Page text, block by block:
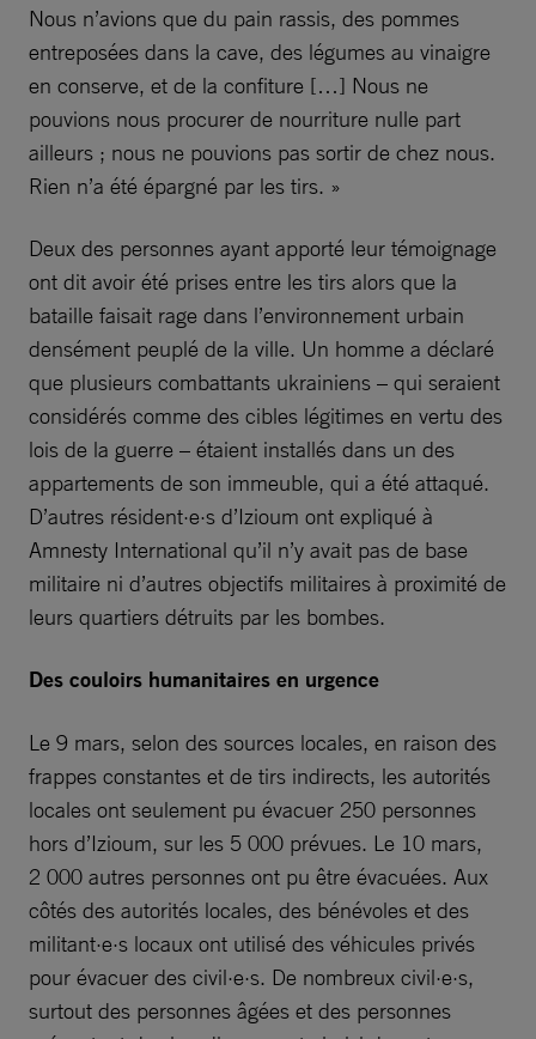
Nous n’avions que du pain rassis, des pommes
entreposées dans la cave, des légumes au vinaigre
en conserve, et de la confiture […] Nous ne
pouvions nous procurer de nourriture nulle part
ailleurs ; nous ne pouvions pas sortir de chez nous.
Rien n’a été épargné par les tirs. »
Deux des personnes ayant apporté leur témoignage
ont dit avoir été prises entre les tirs alors que la
bataille faisait rage dans l’environnement urbain
densément peuplé de la ville. Un homme a déclaré
que plusieurs combattants ukrainiens – qui seraient
considérés comme des cibles légitimes en vertu des
lois de la guerre – étaient installés dans un des
appartements de son immeuble, qui a été attaqué.
D’autres résident·e·s d’Izioum ont expliqué à
Amnesty International qu’il n’y avait pas de base
militaire ni d’autres objectifs militaires à proximité de
leurs quartiers détruits par les bombes.
Des couloirs humanitaires en urgence
Le 9 mars, selon des sources locales, en raison des
frappes constantes et de tirs indirects, les autorités
locales ont seulement pu évacuer 250 personnes
hors d’Izioum, sur les 5 000 prévues. Le 10 mars,
2 000 autres personnes ont pu être évacuées. Aux
côtés des autorités locales, des bénévoles et des
militant·e·s locaux ont utilisé des véhicules privés
pour évacuer des civil·e·s. De nombreux civil·e·s,
surtout des personnes âgées et des personnes